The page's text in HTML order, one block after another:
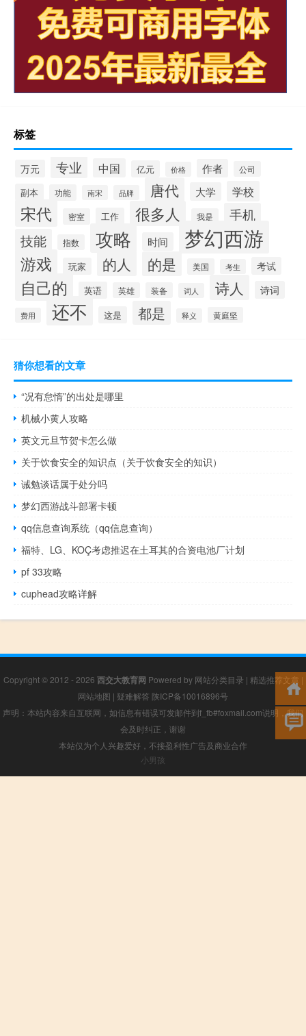
标签
万元 专业 中国 亿元 价格 作者 公司
副本 功能 南宋 品牌 唐代 大学 学校
宋代 密室 工作 很多人 我是
手机
技能
指数 攻略 时间 梦幻西游
游戏 玩家 的人 的是 美国 考生 考试
自己的 英语 英雄 装备 词人 诗人 诗词
费用 还不 这是 都是 释义 黄庭坚
猜你想看的文章
“况有怠惰”的出处是哪里
机械小黄人攻略
英文元旦节贺卡怎么做
关于饮食安全的知识点（关于饮食安全的知识）
诫勉谈话属于处分吗
梦幻西游战斗部署卡顿
qq信息查询系统（qq信息查询）
福特、LG、KOÇ考虑推迟在土耳其的合资电池厂计划
pf 33攻略
cuphead攻略详解
Copyright © 2012 - 2026 西交大教育网 Powered by 网站分类目录 | 精选推荐文章 |
网站地图 | 疑难解答 陕ICP备10016896号
声明：本站内容来自互联网，如信息有错误可发邮件到f_fb#foxmail.com说明，我们
会及时纠正，谢谢
本站仅为个人兴趣爱好，不接盈利性广告及商业合作
小男孩